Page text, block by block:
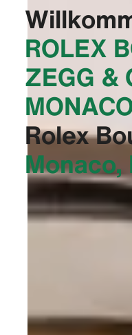
‭ROLEX
ZEGG &
Rolex